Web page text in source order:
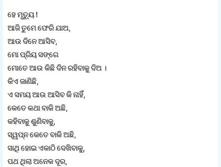
ହେ ମୃତ୍ୟୁ !
ଆଜି ତୁମେ ଫେରି ଯାଅ,
ଆଉ ଦିନେ ଆସିବ,
ମୋ ପ୍ରିୟ ସଙ୍ଗେ
ମୋତେ ଆଉ କିଛି ଦିନ ରହିବାକୁ ଦିଅ ।
କିଏ ଜାଣିଛି,
ଏ ସମୟ ଆଉ ଆସିବ କି ନାହିଁ,
କେତେ କଥା ବାକି ଅଛି,
କହିବାକୁ ଶୁଣିବାକୁ,
ସ୍ୱପ୍ନ କେତେ ବାକି ଅଛି,
ସାଥି ହୋଇ ଏକାଠି ଦେଖିବାକୁ,
ପଥ ଥିଲା ଅନେକ ଦୂର,